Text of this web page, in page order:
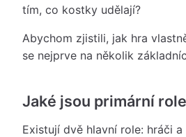
tím, co kostky udělají?
Abychom zjistili, jak hra
se nejprve na několik
Jaké jsou primární
Existují dvě hlavní role: hráči